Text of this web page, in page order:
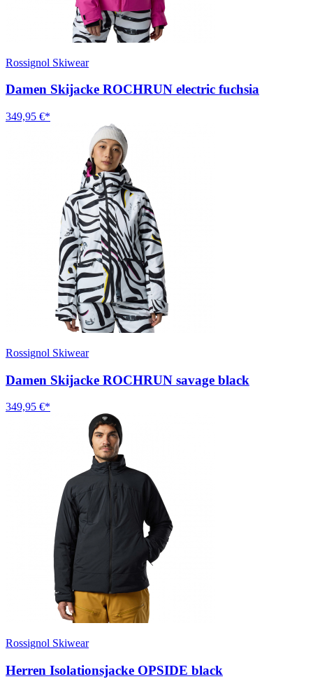
Rossignol Skiwear
Damen Skijacke ROCHRUN electric fuchsia
349,95 €*
Rossignol Skiwear
Damen Skijacke ROCHRUN savage black
349,95 €*
Rossignol Skiwear
Herren Isolationsjacke OPSIDE black